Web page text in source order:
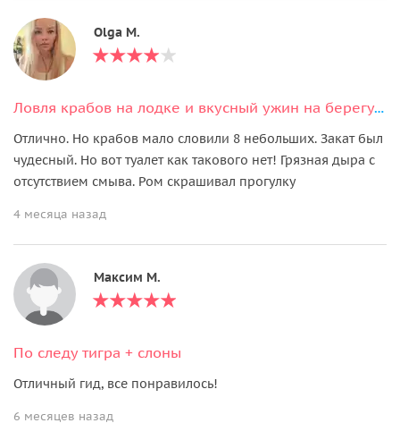
Olga M.
Ловля крабов на лодке и вкусный ужин на берегу океана
Отлично. Но крабов мало словили 8 небольших. Закат был
чудесный. Но вот туалет как такового нет! Грязная дыра с
отсутствием смыва. Ром скрашивал прогулку
4 месяца назад
Максим М.
По следу тигра + слоны
Отличный гид, все понравилось!
6 месяцев назад